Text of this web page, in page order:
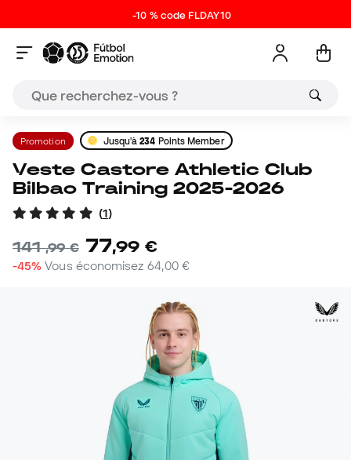
-10 % code FLDAY10
Promotion Jusqu'à234 Points Member
Veste Castore Athletic Club
Bilbao Training 2025-2026
(1)
141,99 € 77,99 €
-45% Vous économisez 64,00 €